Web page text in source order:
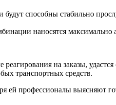
будут способны стабильно
наносятся максимально
на заказы,
транспортных средств.
профессионалы выясняют